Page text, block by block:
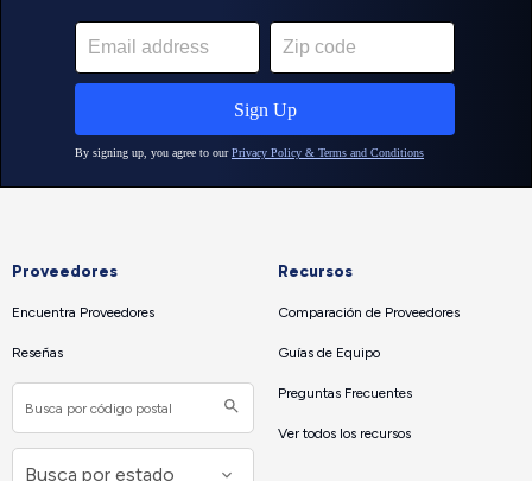
Proveedores
Encuentra Proveedores
Reseñas
Recursos
Comparación de Proveedores
Guías de Equipo
Preguntas Frecuentes
Ver todos los recursos